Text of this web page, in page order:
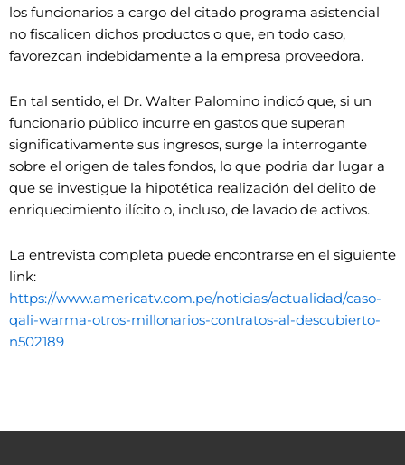
los funcionarios a cargo del citado programa asistencial
no fiscalicen dichos productos o que, en todo caso,
favorezcan indebidamente a la empresa proveedora.
En tal sentido, el Dr. Walter Palomino indicó que, si un
funcionario público incurre en gastos que superan
significativamente sus ingresos, surge la interrogante
sobre el origen de tales fondos, lo que podria dar lugar a
que se investigue la hipotética realización del delito de
enriquecimiento ilícito o, incluso, de lavado de activos.
La entrevista completa puede encontrarse en el siguiente
link:
https://www.americatv.com.pe/noticias/actualidad/caso-
qali-warma-otros-millonarios-contratos-al-descubierto-
n502189